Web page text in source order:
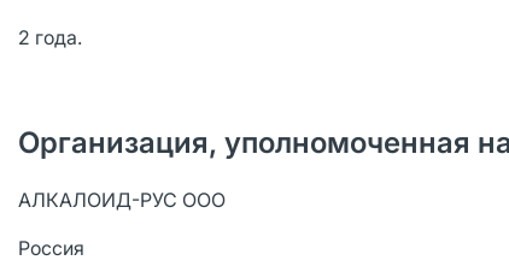
2 года.
Организация, уполномоченная
АЛКАЛОИД-РУС ООО
Россия